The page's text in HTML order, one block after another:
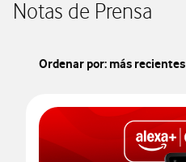
Notas de Prensa
Ordenar por: más recientes